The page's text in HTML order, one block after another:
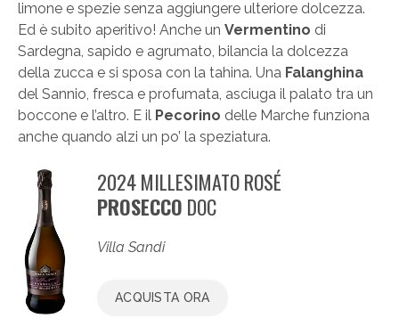
limone e spezie senza aggiungere ulteriore dolcezza.
Ed è subito aperitivo! Anche un Vermentino di
Sardegna, sapido e agrumato, bilancia la dolcezza
della zucca e si sposa con la tahina. Una Falanghina
del Sannio, fresca e profumata, asciuga il palato tra un
boccone e l’altro. E il Pecorino delle Marche funziona
anche quando alzi un po’ la speziatura.
2024 MILLESIMATO ROSÉ
PROSECCO DOC
Villa Sandi
ACQUISTA ORA